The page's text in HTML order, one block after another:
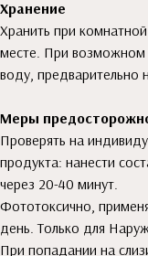
Хранение
Хранить при
месте. При возможном
воду, предварительно
Меры
Проверять на
продукта: нанести
через 20-40 минут.
Фототоксично,
день. Только для
При попадании на